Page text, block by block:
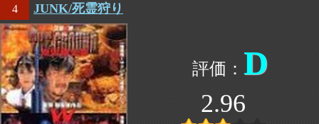
4 JUNK/死霊狩り
D
2.96